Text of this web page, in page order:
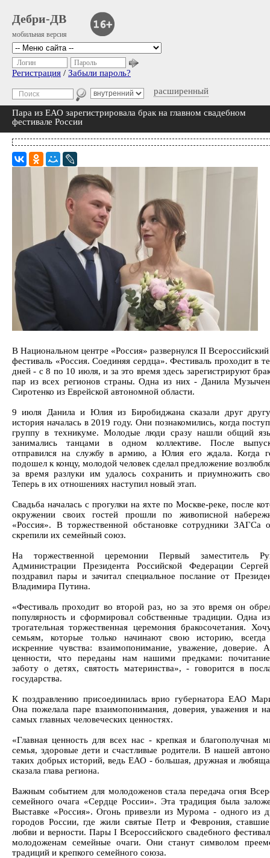
Дебри-ДВ
мобильная версия
расширенный
Логин Пароль
Регистрация / Забыли пароль?
Пара из ЕАО зарегистрировала брак на главном свадебном
фестивале России
В Национальном центре «Россия» развернулся II
фестиваль «Россия. Соединяя сердца». Фестиваль проходит в
дней - с 8 по 10 июля, и за это время здесь зарегистрируют
пар из всех регионов страны. Одна из них - Данила
Сиротенко из Еврейской автономной области.
9 июля Данила и Юлия из Биробиджана сказали друг
история началась в 2019 году. Они познакомились, когда
группу в техникуме. Молодые люди сразу нашли общий
занимались танцами в одном коллективе. После
отправился на службу в армию, а Юлия его ждала. Когда
подошел к концу, молодой человек сделал предложение
за время разлуки им удалось сохранить и приумножить
Теперь в их отношениях наступил новый этап.
Свадьба началась с прогулки на яхте по Москве-реке, после
окружении своих гостей прошли по живописной
«Россия». В торжественной обстановке сотрудники ЗАГСа
скрепили их семейный союз.
На торжественной церемонии Первый заместитель
Администрации Президента Российской Федерации
поздравил пары и зачитал специальное послание от
Владимира Путина.
«Фестиваль проходит во второй раз, но за это время он
популярность и сформировал собственные традиции. Одна
трогательная торжественная церемония бракосочетания.
семьям, которые только начинают свою историю, всегда
искренние чувства: взаимопонимание, уважение, доверие.
ценности, что переданы нам нашими предками:
заботу о детях, святость материнства», - говорится в
государства.
К поздравлению присоединилась врио губернатора ЕАО
Она пожелала паре взаимопонимания, доверия, уважения и
самых главных человеческих ценностях.
«Главная ценность для всех нас - крепкая и благополучная
семья, здоровые дети и счастливые родители. В нашей
таких добрых историй, ведь ЕАО - большая, дружная и
сказала глава региона.
Важным событием для молодоженов стала передача огня
семейного очага «Сердце России». Эта традиция была
Выставке «Россия». Огонь привезли из Мурома - одного из
городов России, где жили святые Петр и Феврония,
любви и верности. Пары I Всероссийского свадебного
молодоженам семейные очаги. Они станут символом
традиций и крепкого семейного союза.